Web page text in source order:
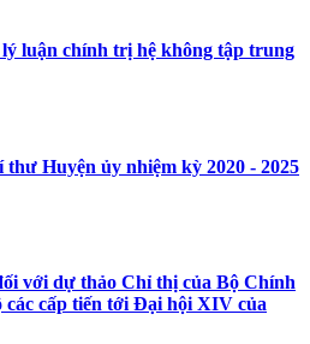
lý luận chính trị hệ không tập trung
Huyện ủy nhiệm kỳ 2020 - 2025
với dự thảo Chỉ thị của Bộ Chính
các cấp tiến tới Đại hội XIV của